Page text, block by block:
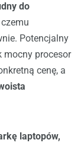
do
Potencjalny
mocny procesor
cenę, a
laptopów,